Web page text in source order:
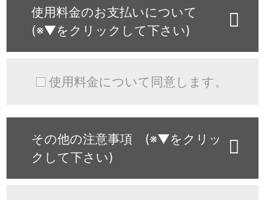
使用料金のお支払いについて
(※▼をクリックして下さい)
使用料金について同意します。
その他の注意事項 (※▼をクリッ
クして下さい)